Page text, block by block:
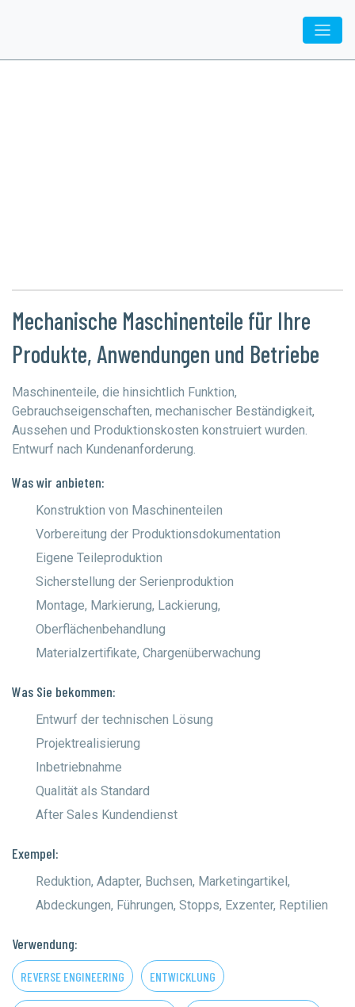
Mechanische Maschinenteile für Ihre
Produkte, Anwendungen und Betriebe
Maschinenteile, die hinsichtlich Funktion,
Gebrauchseigenschaften, mechanischer Beständigkeit,
Aussehen und Produktionskosten konstruiert wurden.
Entwurf nach Kundenanforderung.
Was wir anbieten:
Konstruktion von Maschinenteilen
Vorbereitung der Produktionsdokumentation
Eigene Teileproduktion
Sicherstellung der Serienproduktion
Montage, Markierung, Lackierung,
Oberflächenbehandlung
Materialzertifikate, Chargenüberwachung
Was Sie bekommen:
Entwurf der technischen Lösung
Projektrealisierung
Inbetriebnahme
Qualität als Standard
After Sales Kundendienst
Exempel:
Reduktion, Adapter, Buchsen, Marketingartikel,
Abdeckungen, Führungen, Stopps, Exzenter, Reptilien
Verwendung:
REVERSE ENGINEERING ENTWICKLUNG